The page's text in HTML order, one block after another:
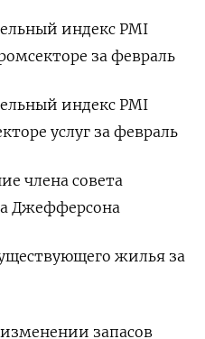
индекс PMI
за февраль
индекс PMI
услуг за февраль
члена совета
Джефферсона
жилья за
запасов